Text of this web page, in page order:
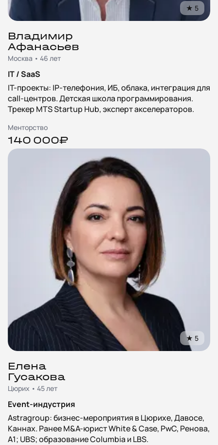
★ 5
Владимир
Афанасьев
Москва • 46 лет
IT / SaaS
IT-проекты: IP-телефония, ИБ, облака, интеграция для
call-центров. Детская школа программирования.
Трекер MTS Startup Hub, эксперт акселераторов.
Менторство
140 000₽
★ 5
Елена
Гусакова
Цюрих • 45 лет
Event-индустрия
Astragroup: бизнес-мероприятия в Цюрихе, Давосе,
Каннах. Ранее M&A-юрист White & Case, PwC, Ренова,
А1; UBS; образование Columbia и LBS.